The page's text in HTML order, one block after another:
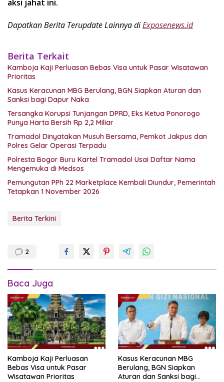
aksi jahat ini.
Dapatkan Berita Terupdate Lainnya diExposenews.id
Berita Terkait
Kamboja Kaji Perluasan Bebas Visa untuk Pasar Wisatawan
Prioritas
Kasus Keracunan MBG Berulang, BGN Siapkan Aturan dan
Sanksi bagi Dapur Naka
Tersangka Korupsi Tunjangan DPRD, Eks Ketua Ponorogo
Punya Harta Bersih Rp 2,2 Miliar
Tramadol Dinyatakan Musuh Bersama, Pemkot Jakpus dan
Polres Gelar Operasi Terpadu
Polresta Bogor Buru Kartel Tramadol Usai Daftar Nama
Mengemuka di Medsos
Pemungutan PPh 22 Marketplace Kembali Diundur, Pemerintah
Tetapkan 1 November 2026
Berita Terkini
2
Baca Juga
Kamboja Kaji Perluasan
Bebas Visa untuk Pasar
Wisatawan Prioritas
Kasus Keracunan MBG
Berulang, BGN Siapkan
Aturan dan Sanksi bagi